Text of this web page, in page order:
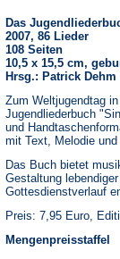
Das
2007, 86 Lieder
108 Seiten
10,5 x 15,5 cm,
Hrsg.: Patrick Dehm
Zum Weltjugendtag
Jugendliederbuch
und
mit Text, Melodie
Das Buch bietet
Gestaltung
Gottesdienstverlauf
Preis: 7,95 Euro,
Mengenpreisstaffel